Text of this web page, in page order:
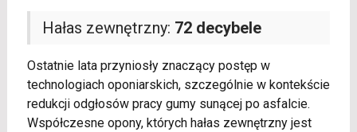
Hałas zewnętrzny: 72 decybele
Ostatnie lata przyniosły znaczący postęp w
technologiach oponiarskich, szczególnie w kontekście
redukcji odgłosów pracy gumy sunącej po asfalcie.
Współczesne opony, których hałas zewnętrzny jest